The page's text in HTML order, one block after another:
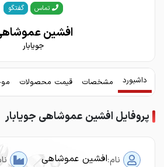
تماس گفتگو
افشین
جویابار
داشبورد مشخصات قیمت محصولات
پروفایل افشین عموشاهی جویابار
نام:افشین عموشاهی